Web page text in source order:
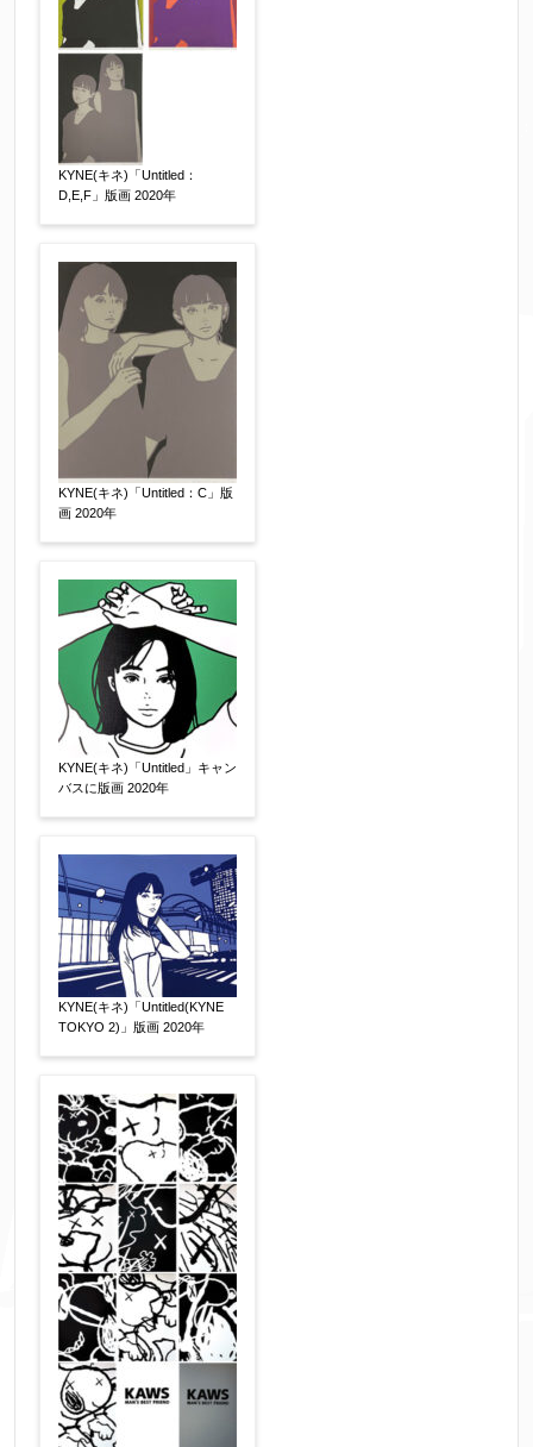
KYNE(キネ)「Untitled：
D,E,F」版画 2020年
KYNE(キネ)「Untitled：C」版
画 2020年
KYNE(キネ)「Untitled」キャン
バスに版画 2020年
KYNE(キネ)「Untitled(KYNE
TOKYO 2)」版画 2020年